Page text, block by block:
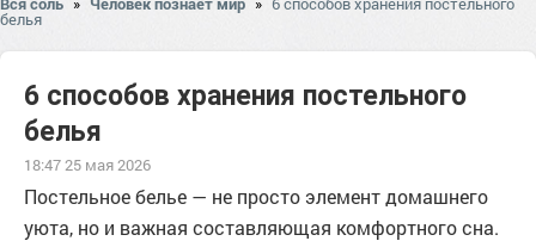
белья
6 способов хранения постельного
белья
18:47 25 мая 2026
Постельное белье — не просто элемент домашнего
уюта, но и важная составляющая комфортного сна.